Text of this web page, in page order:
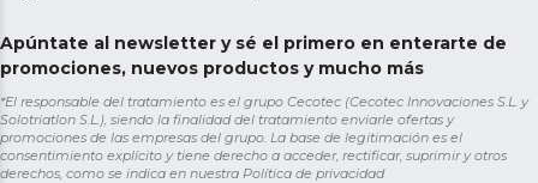
Apúntate al newsletter y sé el primero en enterarte de
promociones, nuevos productos y mucho más
*El responsable del tratamiento es el grupo Cecotec (Cecotec Innovaciones S.L. y
Solotriatlon S.L.), siendo la finalidad del tratamiento enviarle ofertas y
promociones de las empresas del grupo. La base de legitimación es el
consentimiento explícito y tiene derecho a acceder, rectificar, suprimir y otros
derechos, como se indica en nuestra Política de privacidad